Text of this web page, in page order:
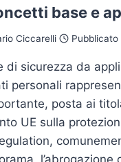
base e
Ciccarelli Pubblicato
di sicurezza da
personali
posta ai
UE sulla
l’abrogazione